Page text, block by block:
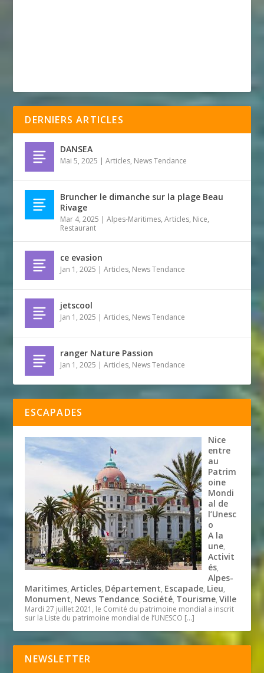
DERNIERS ARTICLES
DANSEA
Mai 5, 2025 |Articles, News Tendance
Bruncher le dimanche sur la plage Beau
Rivage
Mar 4, 2025 |Alpes-Maritimes,Articles, Nice,
Restaurant
ce evasion
Jan 1, 2025 |Articles, News Tendance
jetscool
Jan 1, 2025 |Articles, News Tendance
ranger Nature Passion
Jan 1, 2025 |Articles, News Tendance
ESCAPADES
Nice
entre
au
Patrim
oine
Mondi
al de
l’Unesc
o
A la
une,
Activit
és,
Alpes-
Maritimes,Articles, Département, Escapade, Lieu,
Monument, News Tendance, Société, Tourisme,Ville
Mardi 27 juillet 2021, le Comité du patrimoine mondial a inscrit
sur la Liste du patrimoine mondial de l’UNESCO […]
NEWSLETTER